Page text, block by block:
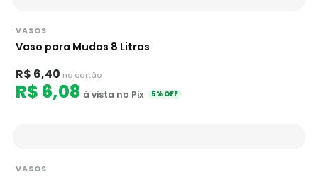
VASOS
Vaso para Mudas 8 Litros
R$ 6,40 no cartão
R$ 6,08 à vista no Pix 5% OFF
VASOS